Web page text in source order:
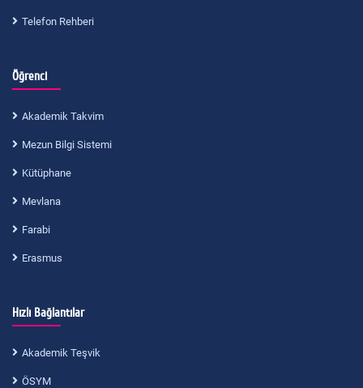
Telefon Rehberi
Öğrenci
Akademik Takvim
Mezun Bilgi Sistemi
Kütüphane
Mevlana
Farabi
Erasmus
Hızlı Bağlantılar
Akademik Teşvik
ÖSYM